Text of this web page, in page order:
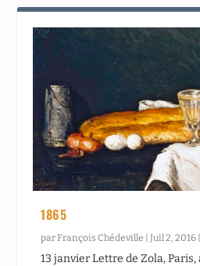
1865
par François Chédeville |Juil 2, 2016
13 janvier Lettre de Zola,